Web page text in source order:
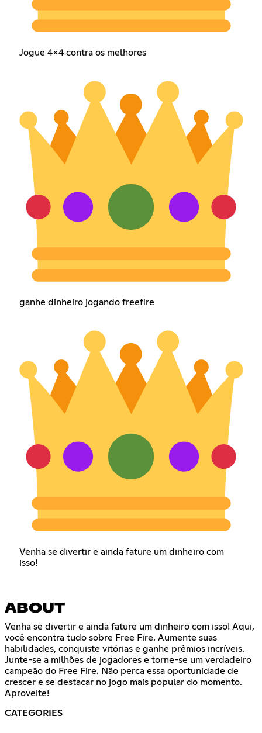
Jogue 4x4 contra os melhores
ganhe dinheiro jogando freefire
Venha se divertir e ainda fature um dinheiro com
isso!
ABOUT
Venha se divertir e ainda fature um dinheiro com isso! Aqui,
você encontra tudo sobre Free Fire. Aumente suas
habilidades, conquiste vitórias e ganhe prêmios incríveis.
Junte-se a milhões de jogadores e torne-se um verdadeiro
campeão do Free Fire. Não perca essa oportunidade de
crescer e se destacar no jogo mais popular do momento.
Aproveite!
CATEGORIES